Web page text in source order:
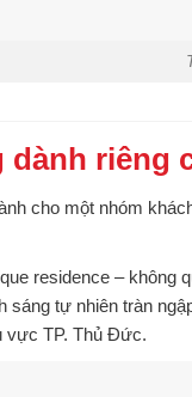
dành riêng
cho một nhóm
residence – không
sáng tự nhiên tràn
vực TP. Thủ Đức.